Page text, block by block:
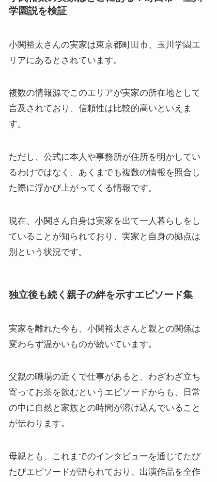
学園説を検証
小関裕太さんの実家は東京都町田市、玉川学園エ
リアにあるとされています。
複数の情報源でこのエリアが実家の所在地として
言及されており、信頼性は比較的高いといえま
す。
ただし、公式に本人や事務所が住所を明かしてい
るわけではなく、あくまでも複数の情報を照合し
た際に浮かび上がってくる情報です。
現在、小関さん自身は実家を出て一人暮らしをし
ていることが知られており、実家と自身の拠点は
別という状況です。
独立後も続く親子の絆を示すエピソード集
実家を離れた今も、小関裕太さんと親との関係は
変わらず温かいものが続いています。
父親の職場の近くで仕事があると、わざわざ立ち
寄ってお茶を飲むというエピソードからも、日常
の中に自然と家族との時間が溶け込んでいること
が伝わります。
母親とも、これまでのインタビューを通じてたび
たびエピソードが語られており、出演作品を全作